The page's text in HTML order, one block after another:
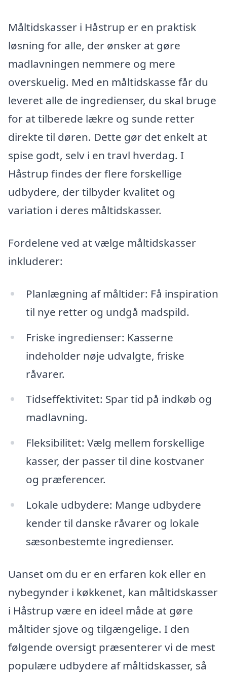
Måltidskasser i Håstrup er en praktisk
løsning for alle, der ønsker at gøre
madlavningen nemmere og mere
overskuelig. Med en måltidskasse får du
leveret alle de ingredienser, du skal bruge
for at tilberede lækre og sunde retter
direkte til døren. Dette gør det enkelt at
spise godt, selv i en travl hverdag. I
Håstrup findes der flere forskellige
udbydere, der tilbyder kvalitet og
variation i deres måltidskasser.
Fordelene ved at vælge måltidskasser
inkluderer:
Planlægning af måltider: Få inspiration
til nye retter og undgå madspild.
Friske ingredienser: Kasserne
indeholder nøje udvalgte, friske
råvarer.
Tidseffektivitet: Spar tid på indkøb og
madlavning.
Fleksibilitet: Vælg mellem forskellige
kasser, der passer til dine kostvaner
og præferencer.
Lokale udbydere: Mange udbydere
kender til danske råvarer og lokale
sæsonbestemte ingredienser.
Uanset om du er en erfaren kok eller en
nybegynder i køkkenet, kan måltidskasser
i Håstrup være en ideel måde at gøre
måltider sjove og tilgængelige. I den
følgende oversigt præsenterer vi de mest
populære udbydere af måltidskasser, så